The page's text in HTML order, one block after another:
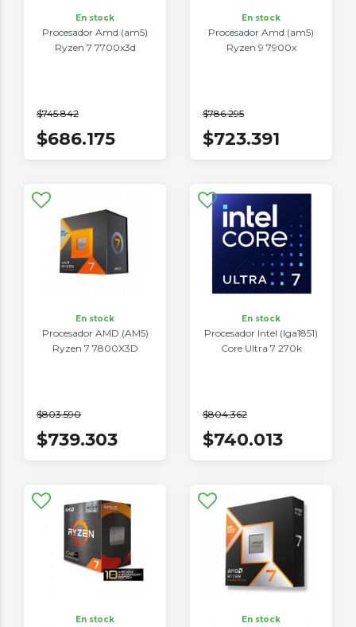
En stock
Procesador Amd (am5)
Ryzen 7 7700x3d
$745.842
$686.175
En stock
Procesador Amd (am5)
Ryzen 9 7900x
$786.295
$723.391
En stock
Procesador AMD (AM5)
Ryzen 7 7800X3D
$803.590
$739.303
En stock
Procesador Intel (lga1851)
Core Ultra 7 270k
$804.362
$740.013
En stock En stock